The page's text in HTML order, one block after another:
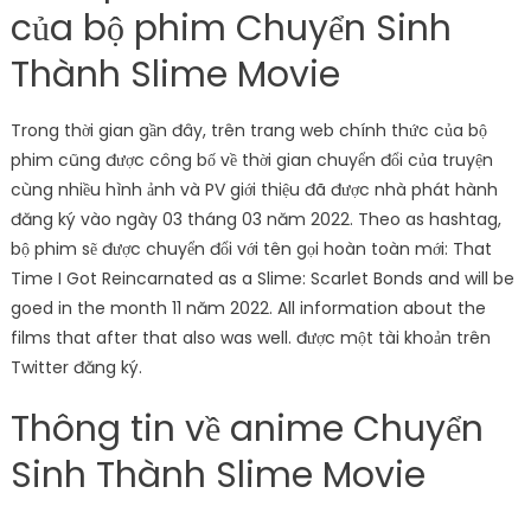
của bộ phim Chuyển Sinh
Thành Slime Movie
Trong thời gian gần đây, trên trang web chính thức của bộ
phim cũng được công bố về thời gian chuyển đổi của truyện
cùng nhiều hình ảnh và PV giới thiệu đã được nhà phát hành
đăng ký vào ngày 03 tháng 03 năm 2022. Theo as hashtag,
bộ phim sẽ được chuyển đổi với tên gọi hoàn toàn mới: That
Time I Got Reincarnated as a Slime: Scarlet Bonds and will be
goed in the month 11 năm 2022. All information about the
films that after that also was well. được một tài khoản trên
Twitter đăng ký.
Thông tin về anime Chuyển
Sinh Thành Slime Movie